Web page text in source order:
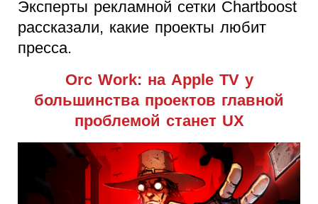
Эксперты рекламной сетки Chartboost
рассказали, какие проекты любит
пресса.
Orc Work: на Apple TV у
большинства проектов главной
проблемой станет UX